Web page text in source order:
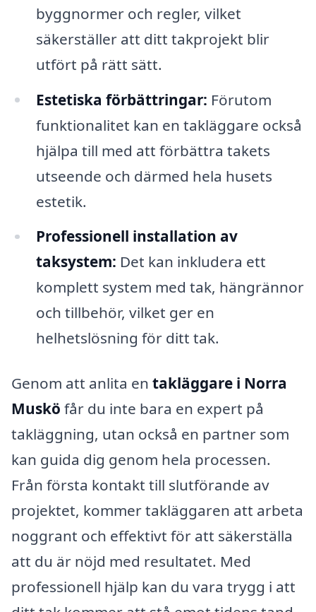
byggnormer och regler, vilket
säkerställer att ditt takprojekt blir
utfört på rätt sätt.
Estetiska förbättringar: Förutom
funktionalitet kan en takläggare också
hjälpa till med att förbättra takets
utseende och därmed hela husets
estetik.
Professionell installation av
taksystem: Det kan inkludera ett
komplett system med tak, hängrännor
och tillbehör, vilket ger en
helhetslösning för ditt tak.
Genom att anlita en takläggare i Norra
Muskö får du inte bara en expert på
takläggning, utan också en partner som
kan guida dig genom hela processen.
Från första kontakt till slutförande av
projektet, kommer takläggaren att arbeta
noggrant och effektivt för att säkerställa
att du är nöjd med resultatet. Med
professionell hjälp kan du vara trygg i att